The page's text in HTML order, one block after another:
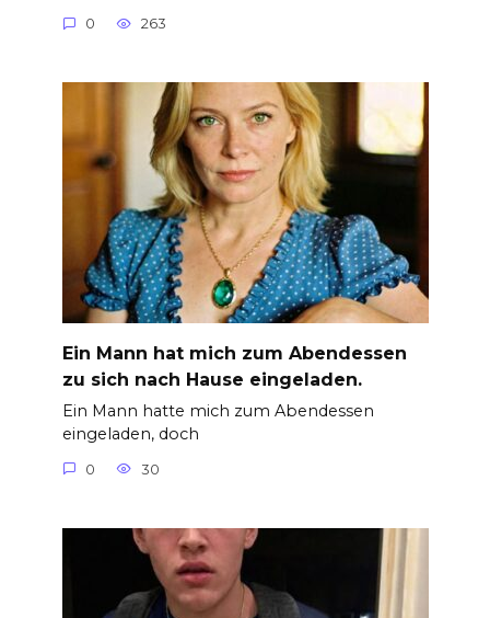
0 263
Ein Mann hat mich zum Abendessen
zu sich nach Hause eingeladen.
Ein Mann hatte mich zum Abendessen
eingeladen, doch
0 30